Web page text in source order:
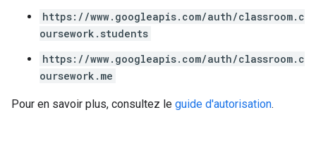
https://www.googleapis.com/auth/classroom.c
oursework.students
https://www.googleapis.com/auth/classroom.c
oursework.me
Pour en savoir plus, consultez le guide d'autorisation.